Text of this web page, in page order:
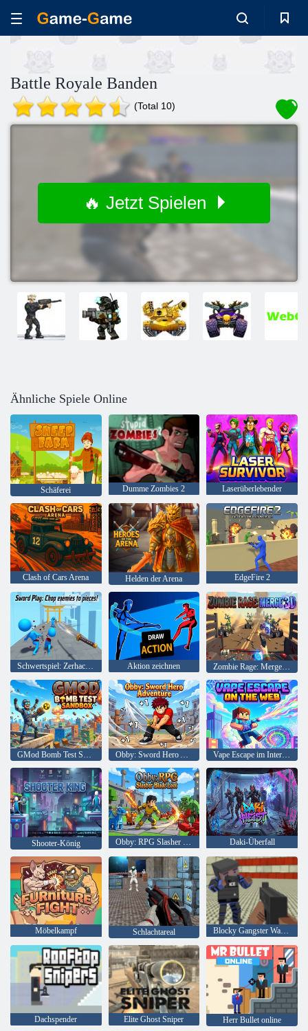
Battle Royale Banden
(Total 10)
🔥 Jetzt Spielen
Ähnliche Spiele Online
Schäferei Dumme Zombies 2 Laserüberlebender
Clash of Cars Arena Helden der Arena EdgeFire 2
Schwertspiel: Zerhacke deine Feinde! Aktion zeichnen Zombie Rage: Merge 3D
GMod Bomb Test Sandbox Obby: Sword Hero Adventure Vape Escape im Internet
Shooter-König Obby: RPG Slasher Blade Loot Daki-Überfall
Möbelkampf Schlachtareal Blocky Gangster Warfare
Dachspender Elite Ghost Sniper Herr Bullet online